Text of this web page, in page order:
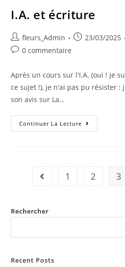
I.A. et écriture
fleurs_Admin 23/03/2025
0 commentaire
Après un cours sur l'I.A. (oui ! je
ce sujet !), je n'ai pas pu résister :
son avis sur La…
Continuer La Lecture
1 2 3
Rechercher
Recent Posts